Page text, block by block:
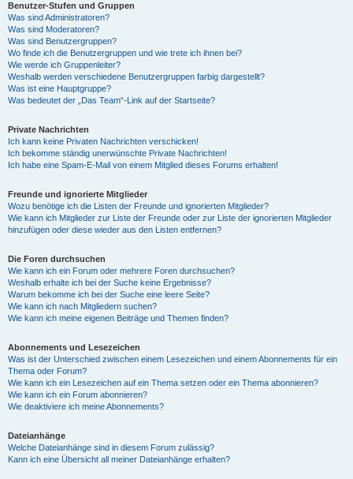
Benutzer-Stufen und Gruppen
Was sind Administratoren?
Was sind Moderatoren?
Was sind Benutzergruppen?
Wo finde ich die Benutzergruppen und wie trete ich ihnen bei?
Wie werde ich Gruppenleiter?
Weshalb werden verschiedene Benutzergruppen farbig dargestellt?
Was ist eine Hauptgruppe?
Was bedeutet der „Das Team“-Link auf der Startseite?
Private Nachrichten
Ich kann keine Privaten Nachrichten verschicken!
Ich bekomme ständig unerwünschte Private Nachrichten!
Ich habe eine Spam-E-Mail von einem Mitglied dieses Forums erhalten!
Freunde und ignorierte Mitglieder
Wozu benötige ich die Listen der Freunde und ignorierten Mitglieder?
Wie kann ich Mitglieder zur Liste der Freunde oder zur Liste der ignorierten Mitglieder
hinzufügen oder diese wieder aus den Listen entfernen?
Die Foren durchsuchen
Wie kann ich ein Forum oder mehrere Foren durchsuchen?
Weshalb erhalte ich bei der Suche keine Ergebnisse?
Warum bekomme ich bei der Suche eine leere Seite?
Wie kann ich nach Mitgliedern suchen?
Wie kann ich meine eigenen Beiträge und Themen finden?
Abonnements und Lesezeichen
Was ist der Unterschied zwischen einem Lesezeichen und einem Abonnements für ein
Thema oder Forum?
Wie kann ich ein Lesezeichen auf ein Thema setzen oder ein Thema abonnieren?
Wie kann ich ein Forum abonnieren?
Wie deaktiviere ich meine Abonnements?
Dateianhänge
Welche Dateianhänge sind in diesem Forum zulässig?
Kann ich eine Übersicht all meiner Dateianhänge erhalten?